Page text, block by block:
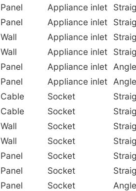
Panel Appliance inlet
Panel Appliance inlet
Wall Appliance inlet
Wall Appliance inlet
Panel Appliance inlet
Panel Appliance inlet
Cable Socket
Cable Socket
Wall Socket
Wall Socket
Panel Socket
Panel Socket
Panel Socket